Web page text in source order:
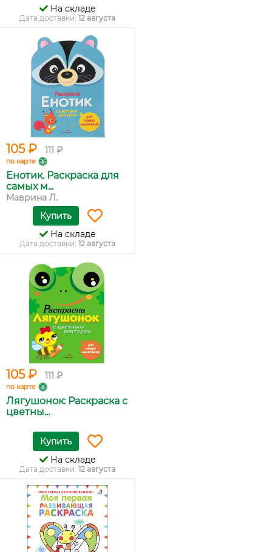
На складе
Дата доставки: 12 августа
105 ₽ 111 ₽
по карте
Енотик. Раскраска для
самых м...
Маврина Л.
Купить
На складе
Дата доставки: 12 августа
105 ₽ 111 ₽
по карте
Лягушонок: Раскраска с
цветны...
Купить
На складе
Дата доставки: 12 августа